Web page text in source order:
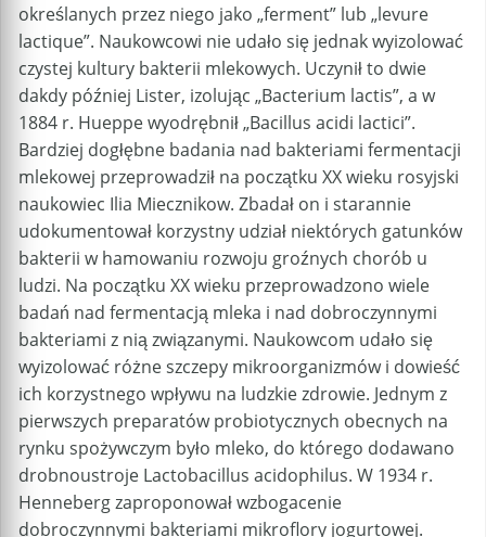
określanych przez niego jako „ferment” lub „levure
lactique”. Naukowcowi nie udało się jednak wyizolować
czystej kultury bakterii mlekowych. Uczynił to dwie
dakdy później Lister, izolując „Bacterium lactis”, a w
1884 r. Hueppe wyodrębnił „Bacillus acidi lactici”.
Bardziej dogłębne badania nad bakteriami fermentacji
mlekowej przeprowadził na początku XX wieku rosyjski
naukowiec Ilia Miecznikow. Zbadał on i starannie
udokumentował korzystny udział niektórych gatunków
bakterii w hamowaniu rozwoju groźnych chorób u
ludzi. Na początku XX wieku przeprowadzono wiele
badań nad fermentacją mleka i nad dobroczynnymi
bakteriami z nią związanymi. Naukowcom udało się
wyizolować różne szczepy mikroorganizmów i dowieść
ich korzystnego wpływu na ludzkie zdrowie. Jednym z
pierwszych preparatów probiotycznych obecnych na
rynku spożywczym było mleko, do którego dodawano
drobnoustroje Lactobacillus acidophilus. W 1934 r.
Henneberg zaproponował wzbogacenie
dobroczynnymi bakteriami mikroflory jogurtowej.